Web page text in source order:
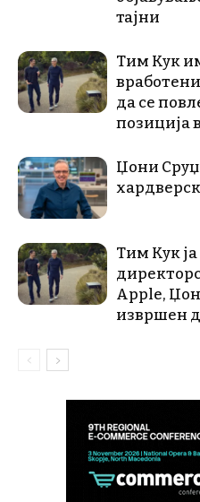
тајни
Тим Кук
да се
позиција
Џони
Тим Кук
Apple,
извршен